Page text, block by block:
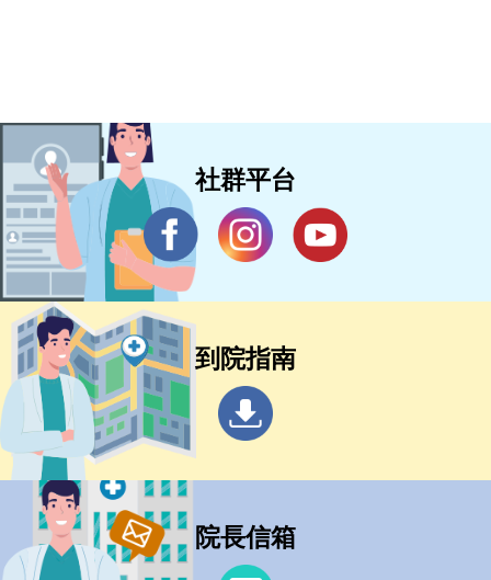
社群平台
到院指南
院長信箱